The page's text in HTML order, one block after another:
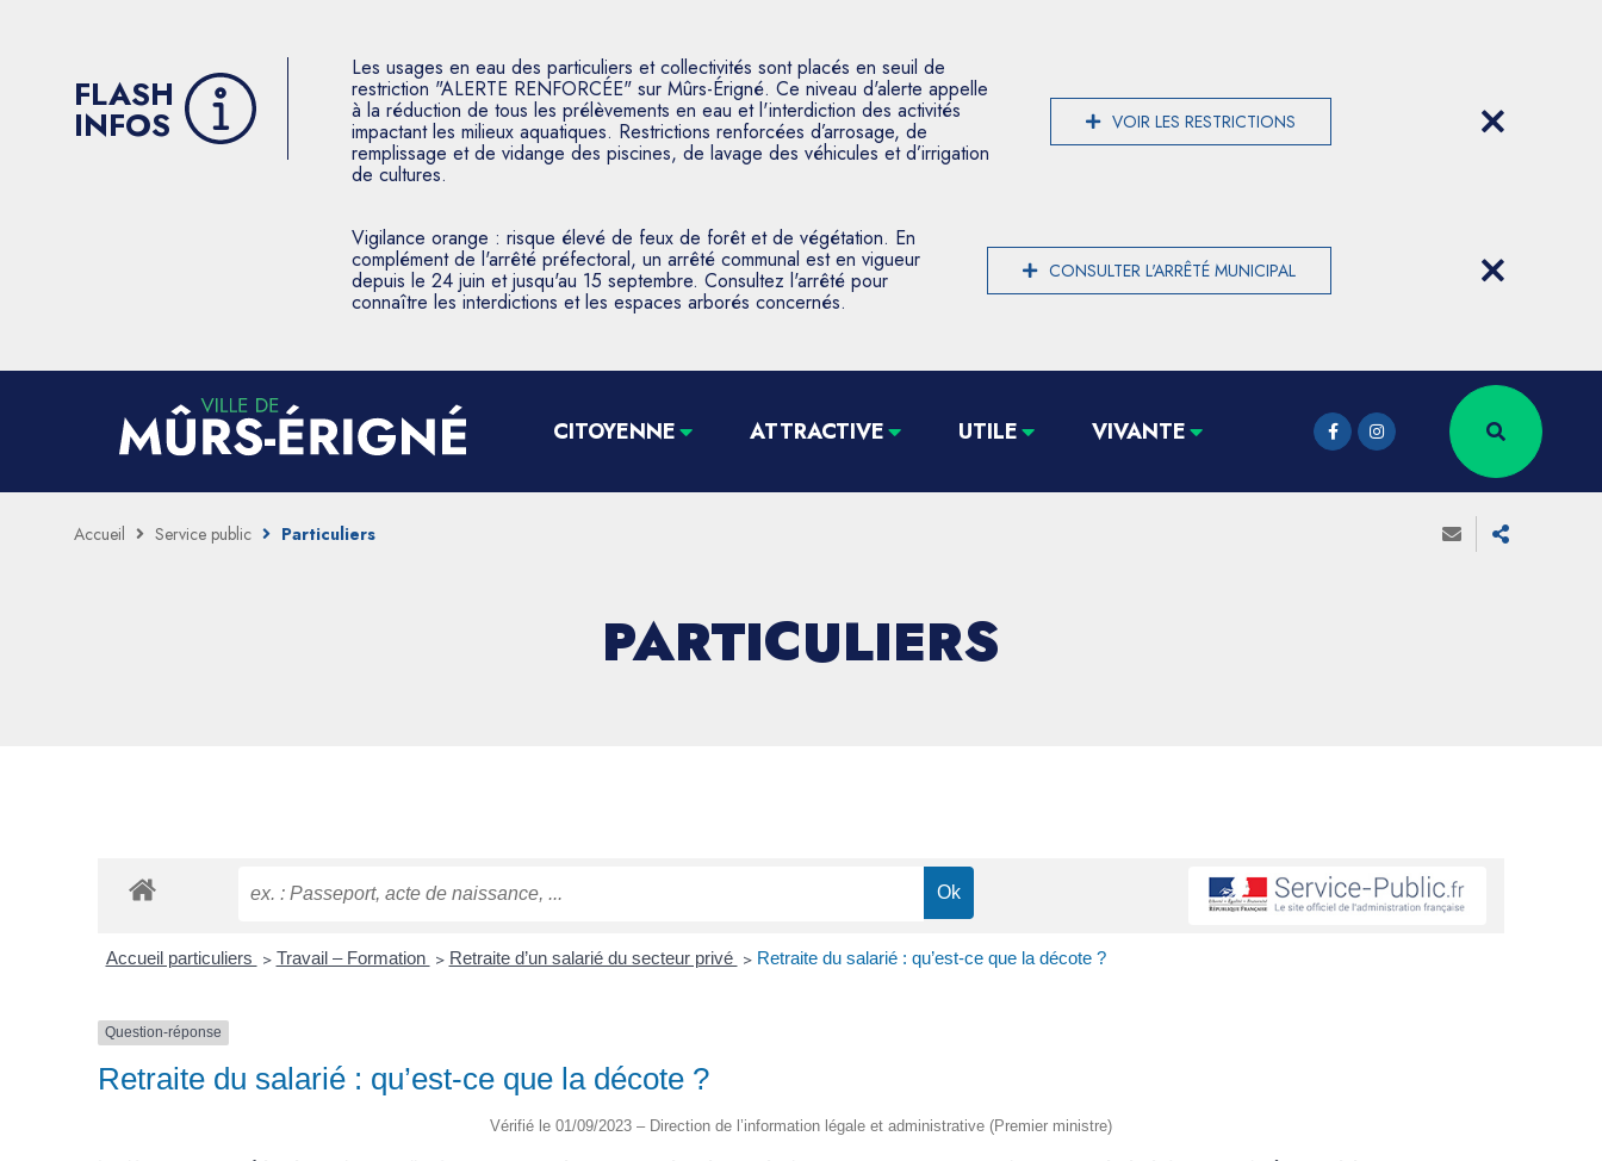
FLASH
INFOS
Les usages en eau des particuliers et collectivités sont placés en seuil de
restriction "ALERTE RENFORCÉE" sur Mûrs-Érigné. Ce niveau d'alerte appelle
à la réduction de tous les prélèvements en eau et l'interdiction des activités
impactant les milieux aquatiques. Restrictions renforcées d’arrosage, de
remplissage et de vidange des piscines, de lavage des véhicules et d’irrigation
de cultures.
VOIR LES RESTRICTIONS
Vigilance orange : risque élevé de feux de forêt et de végétation. En
complément de l'arrêté préfectoral, un arrêté communal est en vigueur
depuis le 24 juin et jusqu'au 15 septembre. Consultez l'arrêté pour
connaître les interdictions et les espaces arborés concernés.
CONSULTER L'ARRÊTÉ MUNICIPAL
CITOYENNE ATTRACTIVE UTILE VIVANTE
Accueil Service public Particuliers
PARTICULIERS
Accueil particuliers > Travail – Formation > Retraite d’un salarié du secteur privé > Retraite du salarié : qu’est-ce que la décote ?
Question-réponse
Retraite du salarié : qu’est-ce que la décote ?
Vérifié le 01/09/2023 – Direction de l’information légale et administrative (Premier ministre)